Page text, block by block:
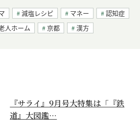
減塩レシピ マネー
認知症
人ホーム 京都 漢方
『サライ』9月号大特集は「『鉄
道』大図鑑…